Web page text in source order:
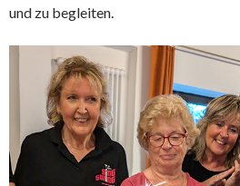
und zu begleiten.